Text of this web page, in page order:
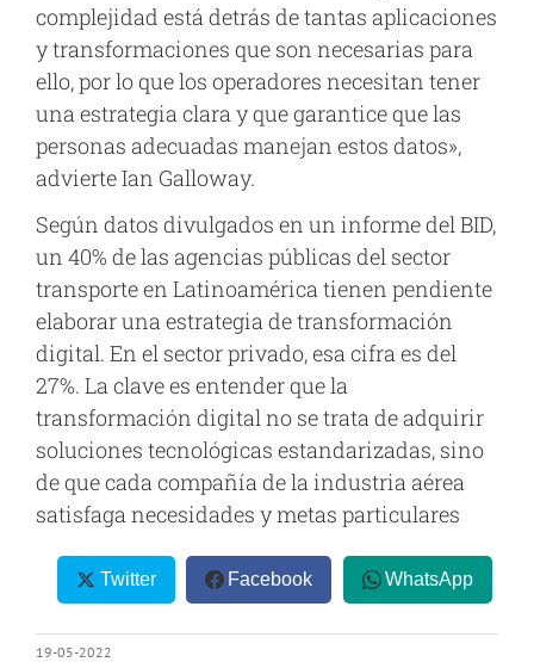
complejidad está detrás de tantas aplicaciones
y transformaciones que son necesarias para
ello, por lo que los operadores necesitan tener
una estrategia clara y que garantice que las
personas adecuadas manejan estos datos»,
advierte Ian Galloway.
Según datos divulgados en un informe del BID,
un 40% de las agencias públicas del sector
transporte en Latinoamérica tienen pendiente
elaborar una estrategia de transformación
digital. En el sector privado, esa cifra es del
27%. La clave es entender que la
transformación digital no se trata de adquirir
soluciones tecnológicas estandarizadas, sino
de que cada compañía de la industria aérea
satisfaga necesidades y metas particulares
Twitter Facebook WhatsApp
19-05-2022